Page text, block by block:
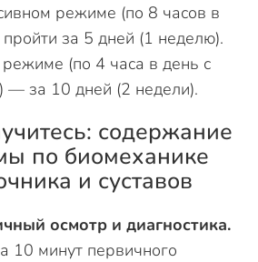
режиме (по 8 часов в
за 5 дней (1 неделю).
(по 4 часа в день с
— за 10 дней (2 недели).
содержание
по биомеханике
и суставов
осмотр и диагностика.
10 минут первичного